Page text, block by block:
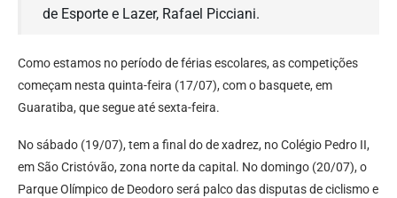
de Esporte e Lazer, Rafael Picciani.
Como estamos no período de férias escolares, as competições
começam nesta quinta-feira (17/07), com o basquete, em
Guaratiba, que segue até sexta-feira.
No sábado (19/07), tem a final do de xadrez, no Colégio Pedro II,
em São Cristóvão, zona norte da capital. No domingo (20/07), o
Parque Olímpico de Deodoro será palco das disputas de ciclismo e